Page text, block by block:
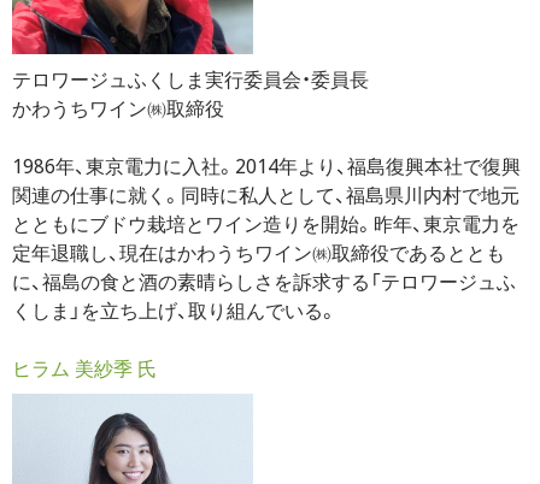
テロワージュふくしま実行委員会・委員長
かわうちワイン㈱取締役
1986年、東京電力に入社。2014年より、福島復興本社で復興
関連の仕事に就く。同時に私人として、福島県川内村で地元
とともにブドウ栽培とワイン造りを開始。昨年、東京電力を
定年退職し、現在はかわうちワイン㈱取締役であるととも
に、福島の食と酒の素晴らしさを訴求する「テロワージュふ
くしま」を立ち上げ、取り組んでいる。
ヒラム 美紗季 氏